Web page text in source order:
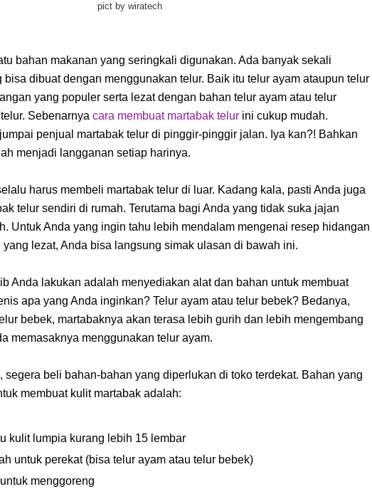
pict by wiratech
bahan makanan yang seringkali digunakan. Ada banyak sekali
bisa dibuat dengan menggunakan telur. Baik itu telur ayam ataupun telur
yang populer serta lezat dengan bahan telur ayam atau telur
Sebenarnya cara membuat martabak telur ini cukup mudah.
penjual martabak telur di pinggir-pinggir jalan. Iya kan?! Bahkan
menjadi langganan setiap harinya.
harus membeli martabak telur di luar. Kadang kala, pasti Anda juga
telur sendiri di rumah. Terutama bagi Anda yang tidak suka jajan
Untuk Anda yang ingin tahu lebih mendalam mengenai resep hidangan
lezat, Anda bisa langsung simak ulasan di bawah ini.
Anda lakukan adalah menyediakan alat dan bahan untuk membuat
apa yang Anda inginkan? Telur ayam atau telur bebek? Bedanya,
bebek, martabaknya akan terasa lebih gurih dan lebih mengembang
memasaknya menggunakan telur ayam.
segera beli bahan-bahan yang diperlukan di toko terdekat. Bahan yang
membuat kulit martabak adalah:
kulit lumpia kurang lebih 15 lembar
untuk perekat (bisa telur ayam atau telur bebek)
menggoreng